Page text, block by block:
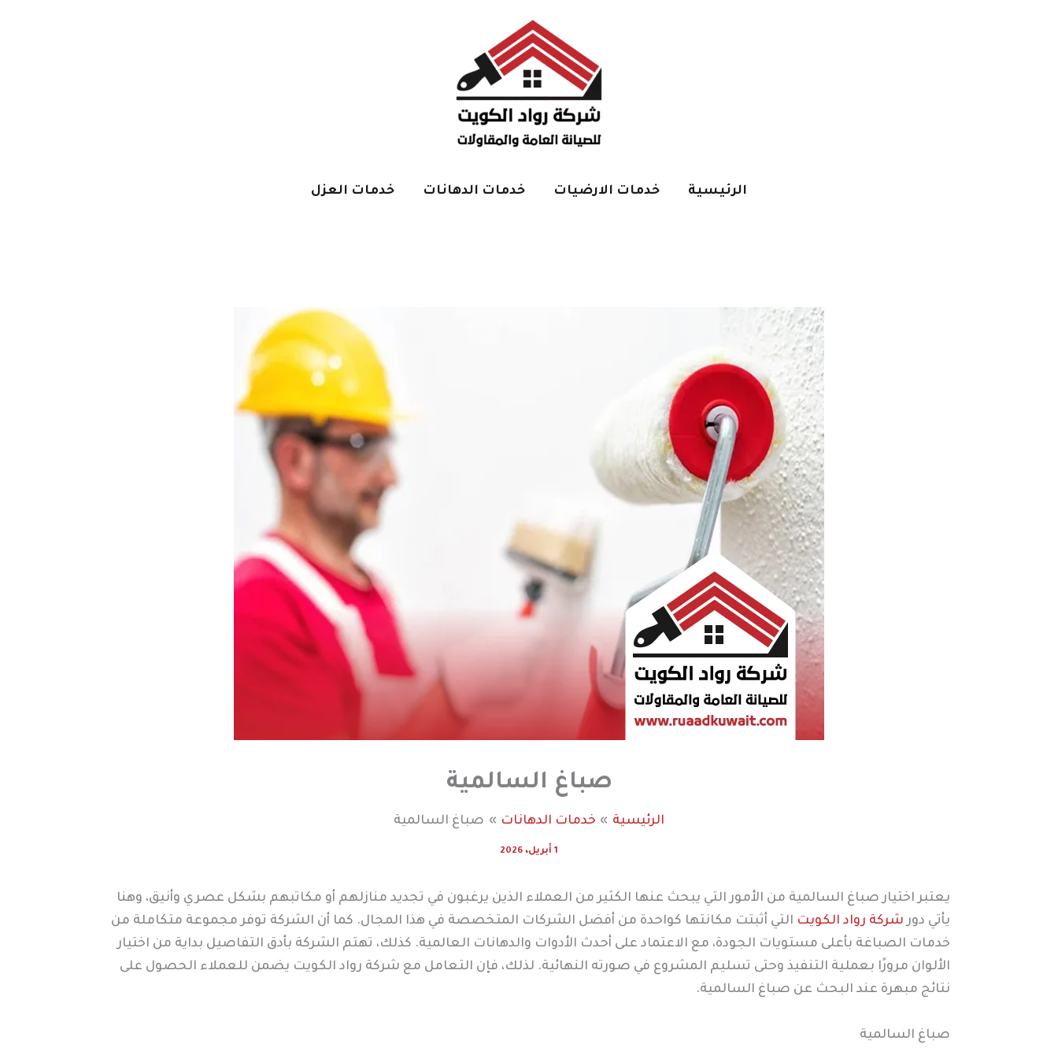
الرئيسية خدمات الارضيات خدمات الدهانات خدمات العزل
صباغ السالمية
الرئيسية خدمات الدهانات صباغ السالمية
1 أبريل، 2026
يعتبر اختيار صباغ السالمية من الأمور التي يبحث عنها الكثير من العملاء الذين يرغبون في تجديد منازلهم أو مكاتبهم بشكل عصري وأنيق، وهنا
يأتي دورشركة رواد الكويت التي أثبتت مكانتها كواحدة من أفضل الشركات المتخصصة في هذا المجال. كما أن الشركة توفر مجموعة متكاملة من
خدمات الصباغة بأعلى مستويات الجودة، مع الاعتماد على أحدث الأدوات والدهانات العالمية. كذلك، تهتم الشركة بأدق التفاصيل بداية من اختيار
الألوان مرورًا بعملية التنفيذ وحتى تسليم المشروع في صورته النهائية. لذلك، فإن التعامل مع شركة رواد الكويت يضمن للعملاء الحصول على
نتائج مبهرة عند البحث عن صباغ السالمية.
صباغ السالمية